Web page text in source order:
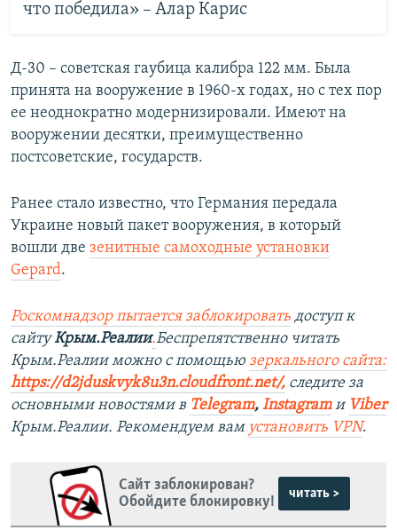
что победила» – Алар Карис
Д-30 – советская гаубица калибра 122 мм. Была
принята на вооружение в 1960-х годах, но с тех пор
ее неоднократно модернизировали. Имеют на
вооружении десятки, преимущественно
постсоветские, государств.
Ранее стало известно, что Германия передала
Украине новый пакет вооружения, в который
вошли две зенитные самоходные установки
Gepard.
Роскомнадзор пытается заблокировать доступ к
сайтуКрым.Реалии.Беспрепятственно читать
Крым.Реалии можно с помощью зеркального сайта:
https://d2jduskvyk8u3n.cloudfront.net/, следите за
основными новостями в Telegram, Instagramи Viber
Крым.Реалии. Рекомендуем вам установить VPN.
Сайт заблокирован?
Обойдите блокировку!
читать >